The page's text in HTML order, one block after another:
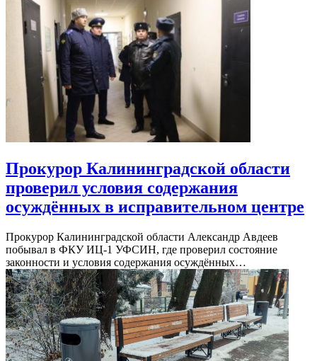
Прокурор Калининградской области
проверил условия содержания
осуждённых в исправительном центре
Прокурор Калининградской области Александр Авдеев
побывал в ФКУ ИЦ-1 УФСИН, где проверил состояние
законности и условия содержания осуждённых…